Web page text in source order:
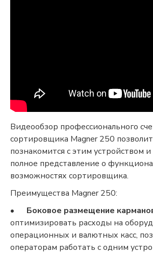
Видеообзор профессионального
сортировщика Magner 250
познакомится с этим устройством
полное представление о
возможностях сортировщика.
Преимущества Magner 250:
•
Боковое размещение
оптимизировать расходы на
операционных и валютных касс,
операторам работать с одним